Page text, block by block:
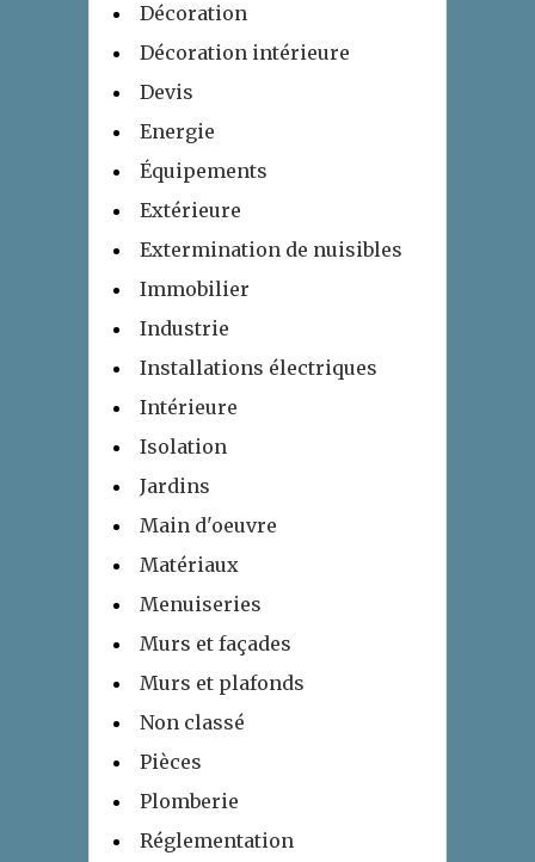
Décoration
Décoration intérieure
Devis
Energie
Équipements
Extérieure
Extermination de nuisibles
Immobilier
Industrie
Installations électriques
Intérieure
Isolation
Jardins
Main d'oeuvre
Matériaux
Menuiseries
Murs et façades
Murs et plafonds
Non classé
Pièces
Plomberie
Réglementation